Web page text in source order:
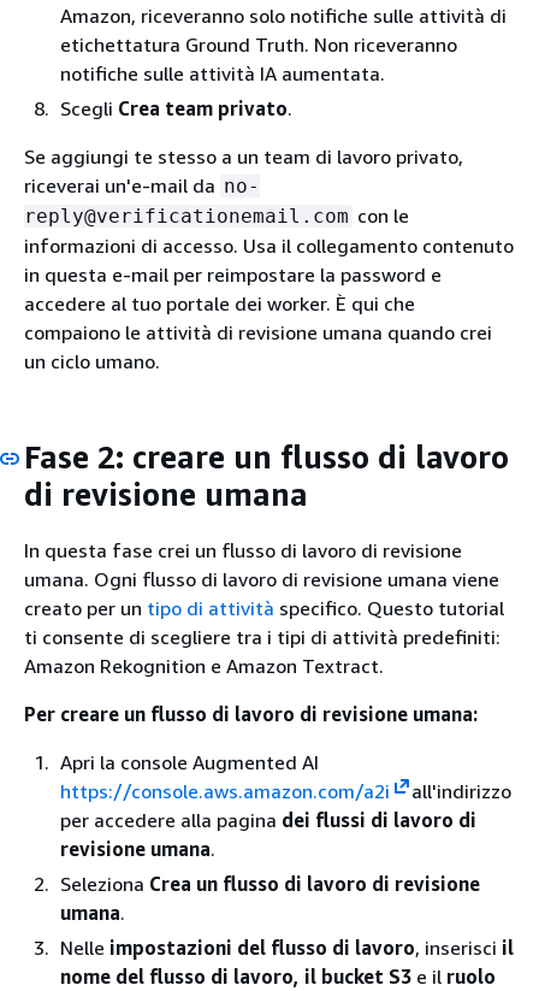
Amazon, riceveranno solo notifiche sulle attività di
etichettatura Ground Truth. Non riceveranno
notifiche sulle attività IA aumentata.
Scegli Crea team privato.
Se aggiungi te stesso a un team di lavoro privato,
riceverai un'e-mail da no-
reply@verificationemail.com con le
informazioni di accesso. Usa il collegamento contenuto
in questa e-mail per reimpostare la password e
accedere al tuo portale dei worker. È qui che
compaiono le attività di revisione umana quando crei
un ciclo umano.
Fase 2: creare un flusso di lavoro
di revisione umana
In questa fase crei un flusso di lavoro di revisione
umana. Ogni flusso di lavoro di revisione umana viene
creato per un tipo di attività specifico. Questo tutorial
ti consente di scegliere tra i tipi di attività predefiniti:
Amazon Rekognition e Amazon Textract.
Per creare un flusso di lavoro di revisione umana:
Apri la console Augmented AI
https://console.aws.amazon.com/a2i
all'indirizzo
per accedere alla pagina dei flussi di lavoro di
revisione umana.
Seleziona Crea un flusso di lavoro di revisione
umana.
Nelle impostazioni del flusso di lavoro, inserisci il
nome del flusso di lavoro, il bucket S3 e il ruolo